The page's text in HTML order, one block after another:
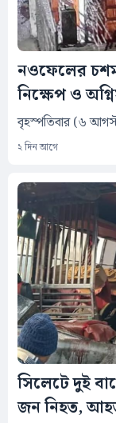
নওফেলের
নিক্ষেপ ও
বৃহস্পতিবার (৬
২ দিন আগে
সিলেটে দুই
জন নিহত,